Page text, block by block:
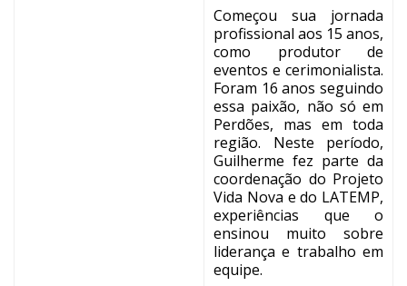
Começou sua jornada
profissional aos 15 anos,
como produtor de
eventos e cerimonialista.
Foram 16 anos seguindo
essa paixão, não só em
Perdões, mas em toda
região. Neste período,
Guilherme fez parte da
coordenação do Projeto
Vida Nova e do LATEMP,
experiências que o
ensinou muito sobre
liderança e trabalho em
equipe.